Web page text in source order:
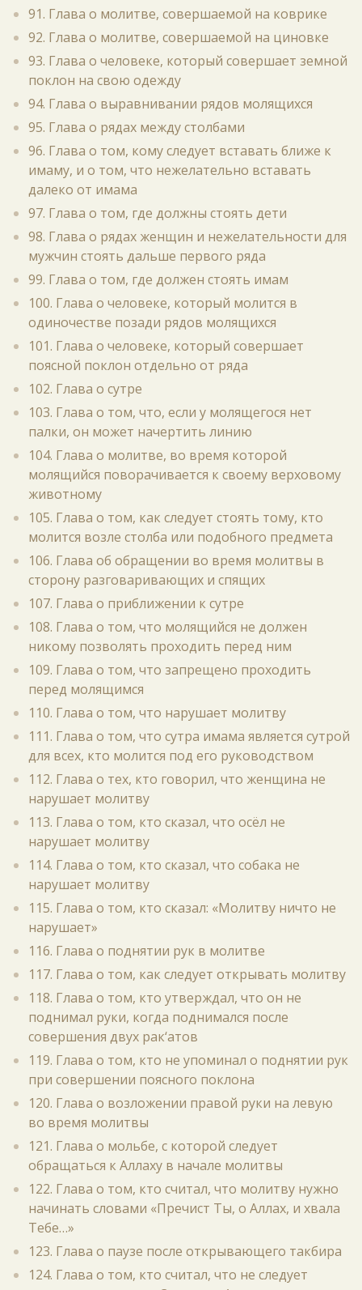
91. Глава о молитве, совершаемой на коврике
92. Глава о молитве, совершаемой на циновке
93. Глава о человеке, который совершает земной
поклон на свою одежду
94. Глава о выравнивании рядов молящихся
95. Глава о рядах между столбами
96. Глава о том, кому следует вставать ближе к
имаму, и о том, что нежелательно вставать
далеко от имама
97. Глава о том, где должны стоять дети
98. Глава о рядах женщин и нежелательности для
мужчин стоять дальше первого ряда
99. Глава о том, где должен стоять имам
100. Глава о человеке, который молится в
одиночестве позади рядов молящихся
101. Глава о человеке, который совершает
поясной поклон отдельно от ряда
102. Глава о сутре
103. Глава о том, что, если у молящегося нет
палки, он может начертить линию
104. Глава о молитве, во время которой
молящийся поворачивается к своему верховому
животному
105. Глава о том, как следует стоять тому, кто
молится возле столба или подобного предмета
106. Глава об обращении во время молитвы в
сторону разговаривающих и спящих
107. Глава о приближении к сутре
108. Глава о том, что молящийся не должен
никому позволять проходить перед ним
109. Глава о том, что запрещено проходить
перед молящимся
110. Глава о том, что нарушает молитву
111. Глава о том, что сутра имама является сутрой
для всех, кто молится под его руководством
112. Глава о тех, кто говорил, что женщина не
нарушает молитву
113. Глава о том, кто сказал, что осёл не
нарушает молитву
114. Глава о том, кто сказал, что собака не
нарушает молитву
115. Глава о том, кто сказал: «Молитву ничто не
нарушает»
116. Глава о поднятии рук в молитве
117. Глава о том, как следует открывать молитву
118. Глава о том, кто утверждал, что он не
поднимал руки, когда поднимался после
совершения двух рак‘атов
119. Глава о том, кто не упоминал о поднятии рук
при совершении поясного поклона
120. Глава о возложении правой руки на левую
во время молитвы
121. Глава о мольбе, с которой следует
обращаться к Аллаху в начале молитвы
122. Глава о том, кто считал, что молитву нужно
начинать словами «Пречист Ты, о Аллах, и хвала
Тебе…»
123. Глава о паузе после открывающего такбира
124. Глава о том, кто считал, что не следует